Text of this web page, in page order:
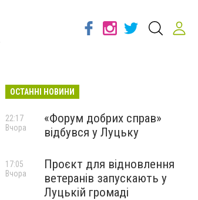
ОСТАННІ НОВИНИ
«Форум добрих справ»
відбувся у Луцьку
22:17
Вчора
Проєкт для відновлення
ветеранів запускають у
Луцькій громаді
17:05
Вчора